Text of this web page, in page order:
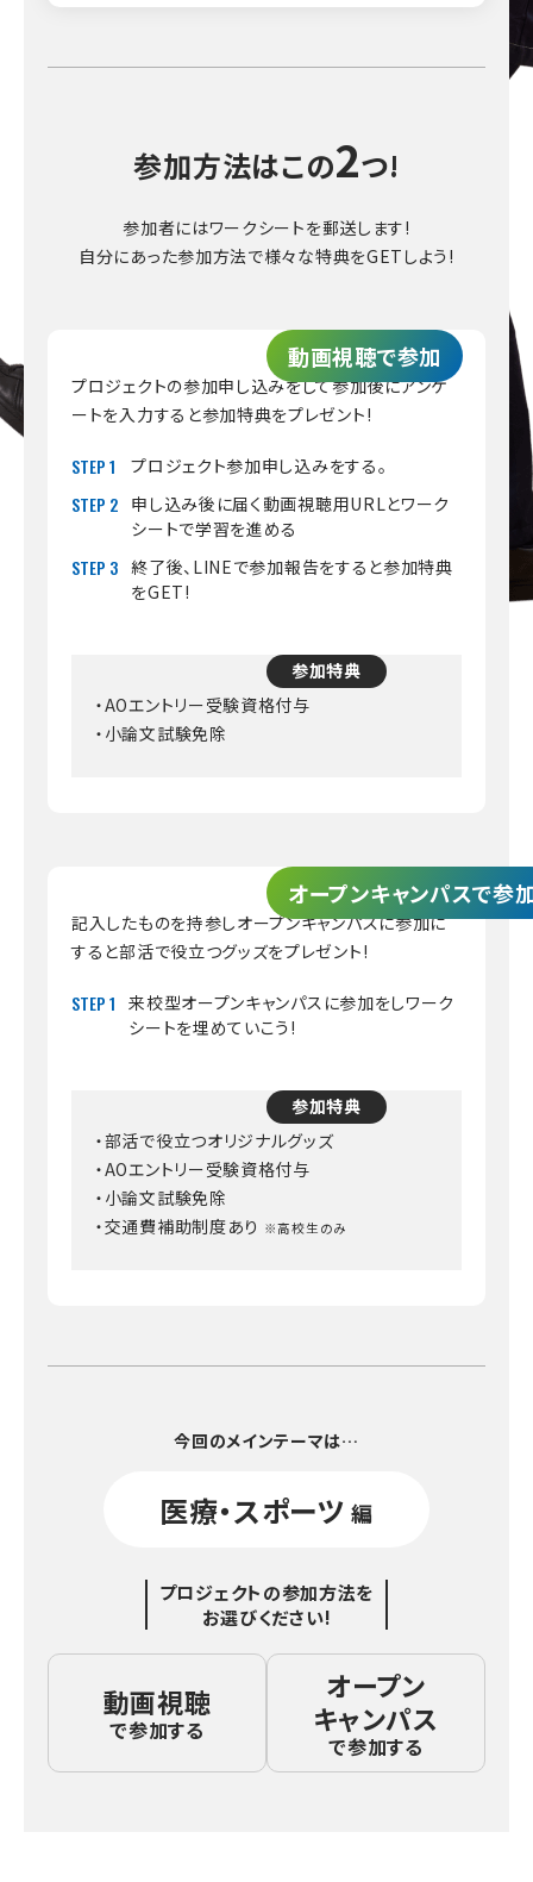
参加方法はこの2つ!
参加者にはワークシートを郵送します!
自分にあった参加方法で様々な特典をGETしよう!
動画視聴で参加
プロジェクトの参加申し込みをして参加後にアンケ
ートを入力すると参加特典をプレゼント!
STEP 1 プロジェクト参加申し込みをする。
STEP 2 申し込み後に届く動画視聴用URLとワーク
シートで学習を進める
STEP 3 終了後、LINEで参加報告をすると参加特典
をGET!
参加特典
・AOエントリー受験資格付与
・小論文試験免除
オープンキャンパスで参
記入したものを持参しオープンキャンパスに参加に
すると部活で役立つグッズをプレゼント!
STEP 1
来校型オープンキャンパスに参加をしワーク
シートを埋めていこう!
参加特典
・部活で役立つオリジナルグッズ
・AOエントリー受験資格付与
・小論文試験免除
・交通費補助制度あり ※高校生のみ
今回のメインテーマは…
医療・スポーツ 編
プロジェクトの参加方法を
お選びください!
動画視聴
で参加する
オープン
キャンパス
で参加する